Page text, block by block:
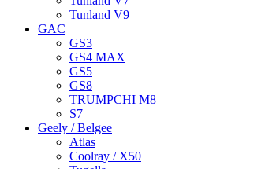
Tunland V9
GAC
GS3
GS4 MAX
GS5
GS8
TRUMPCHI M8
S7
Geely / Belgee
Atlas
Coolray / X50